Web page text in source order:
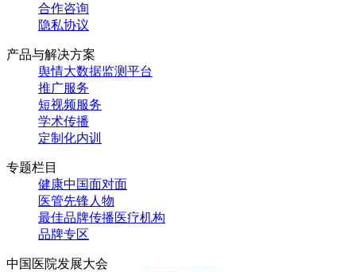
合作咨询
隐私协议
产品与解决方案
舆情大数据监测平台
推广服务
短视频服务
学术传播
定制化内训
专题栏目
健康中国面对面
医管先锋人物
最佳品牌传播医疗机构
品牌专区
中国医院发展大会